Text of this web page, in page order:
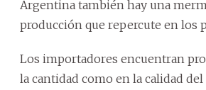
Argentina también hay una
producción que repercute en los
Los importadores encuentran
la cantidad como en la calidad